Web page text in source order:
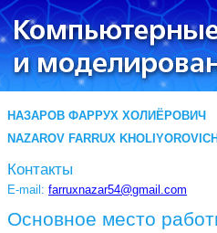
НАЗАРОВ ФАРРУХ ХОЛИЁРОВИЧ
NAZAROV FARRUX
Контакты
E-mail: farruxnazar54@gmail.com
Основное место